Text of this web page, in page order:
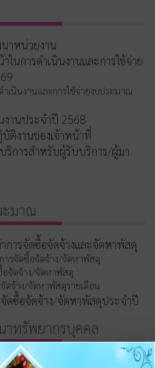
าหน่วยงาน
ในการดำเนินงานและการใช้จ่าย
ำเนินงานและการใช้จ่ายงบประมาณ
งานประจำปี 2568
ติงานของเจ้าหน้าที่
ริการสำหรับผู้รับบริการ/ผู้มา
ะมาณ
การจัดซื้อจัดจ้างและจัดหาพัสดุ
ารจัดซื้อจัดจ้าง/จัดหาพัสดุ
อจัดจ้าง/จัดหาพัสดุ
ดจ้าง/จัดหาพัสดุรายเดือน
ดซื้อจัดจ้าง/จัดหาพัสดุประจำปี
ทรัพยากรบุคคล
าทรัพยากรบุคคล